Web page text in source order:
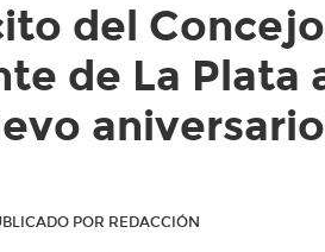
del Concejo
de La Plata
aniversario
POR REDACCIÓN